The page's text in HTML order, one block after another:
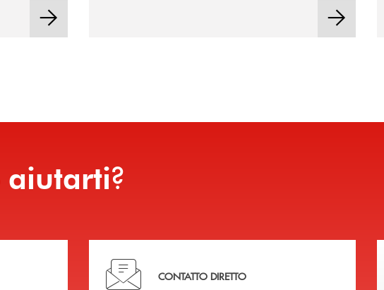
aiutarti?
Hai bisogno di assistenza immediata?
CONTATTO DIRETTO